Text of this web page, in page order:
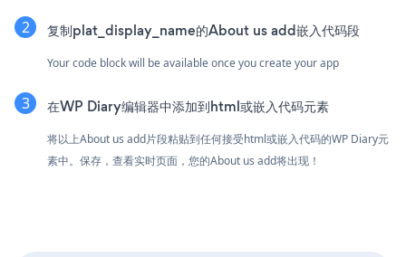
复制plat_display_name的About us add嵌入代码段
Your code block will be available once you create your app
在WP Diary编辑器中添加到html或嵌入代码元素
将以上About us add片段粘贴到任何接受html或嵌入代码的WP Diary元
素中。保存，查看实时页面，您的About us add将出现！